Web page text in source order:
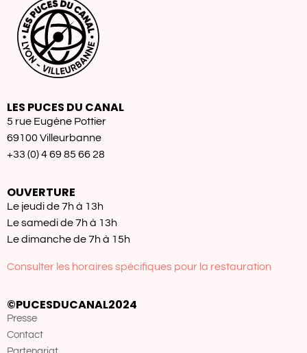
LES PUCES DU CANAL
5 rue Eugène Pottier
69100 Villeurbanne
+33 (0) 4 69 85 66 28
OUVERTURE
Le jeudi de 7h à 13h
Le samedi de 7h à 13h
Le dimanche de 7h à 15h
Consulter les horaires spécifiques pour la restauration
©PUCESDUCANAL2024
Presse
Contact